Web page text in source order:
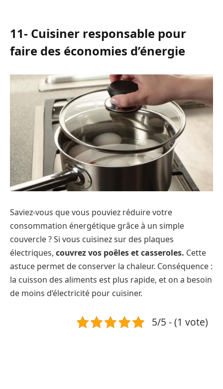
11- Cuisiner responsable pour
faire des économies d’énergie
Saviez-vous que vous pouviez réduire votre
consommation énergétique grâce à un simple
couvercle ? Si vous cuisinez sur des plaques
électriques, couvrez vos poêles et casseroles. Cette
astuce permet de conserver la chaleur. Conséquence :
la cuisson des aliments est plus rapide, et on a besoin
de moins d’électricité pour cuisiner.
5/5 - (1 vote)